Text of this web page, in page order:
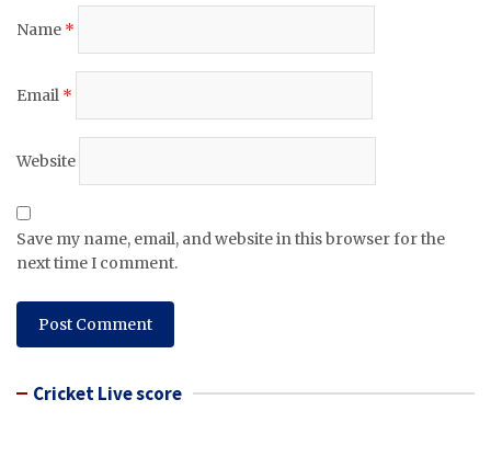
Name *
Email *
Website
Save my name, email, and website in this browser for the
next time I comment.
Cricket Live score